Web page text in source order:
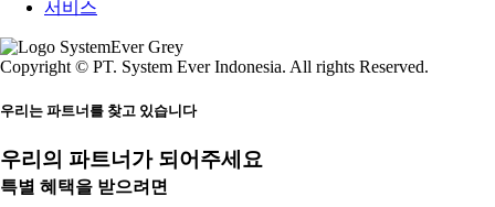
서비스
Copyright © PT. System Ever Indonesia. All rights Reserved.
우리는 파트너를 찾고 있습니다
우리의 파트너가 되어주세요
특별 혜택을 받으려면